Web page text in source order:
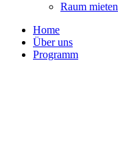
Raum mieten
Home
Über uns
Programm